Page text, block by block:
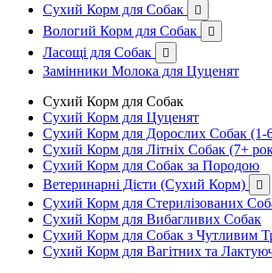
Сухий Корм для Собак

Вологий Корм для Собак 
Ласощі для Собак 
Замінники Молока для Цуценят
Сухий Корм для Собак
Сухий Корм для Цуценят
Сухий Корм для Дорослих Собак (1-
Сухий Корм для Літніх Собак (7+
Сухий Корм для Собак за Породою
Ветеринарні Дієти (Сухий Корм)

Сухий Корм для Стерилізованих
Сухий Корм для Вибагливих Собак
Сухий Корм для Собак з Чутливим
Сухий Корм для Вагітних та